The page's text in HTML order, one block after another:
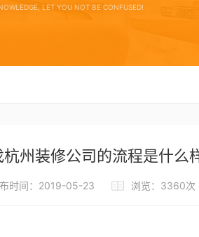
LET YOU NOT BE CONFUSED!
杭州装修公司的流程是什么
时间：2019-05-23 浏览：3360次